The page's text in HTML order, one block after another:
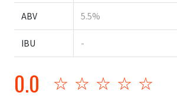
ABV 5.5%
IBU -
0.0 ☆☆☆☆☆